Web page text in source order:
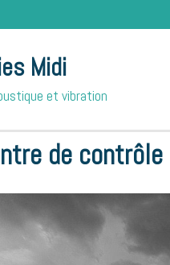
Midi
et vibration
de